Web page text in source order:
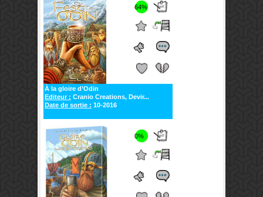
64%
À la gloire d’Odin
Editeur : Cranio Creations, Devir...
Date de sortie : 10-2016
0%